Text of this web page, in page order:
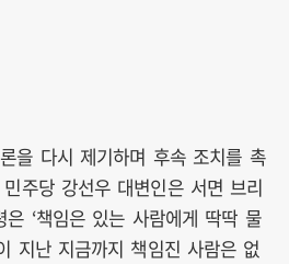
을 다시 제기하며 후속 조치를 촉
주당 강선우 대변인은 서면 브리
‘책임은 있는 사람에게 딱딱 물
지난 지금까지 책임진 사람은 없